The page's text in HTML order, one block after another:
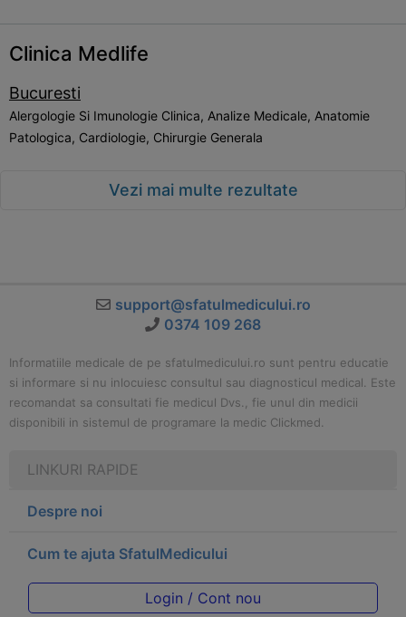
Clinica Medlife
Bucuresti
Alergologie Si Imunologie Clinica, Analize Medicale, Anatomie
Patologica, Cardiologie, Chirurgie Generala
Vezi mai multe rezultate
support@sfatulmedicului.ro
0374 109 268
Informatiile medicale de pe sfatulmedicului.ro sunt pentru educatie
si informare si nu inlocuiesc consultul sau diagnosticul medical. Este
recomandat sa consultati fie medicul Dvs., fie unul din medicii
disponibili in sistemul de programare la medic Clickmed.
LINKURI RAPIDE
Despre noi
Cum te ajuta SfatulMedicului
Login / Cont nou